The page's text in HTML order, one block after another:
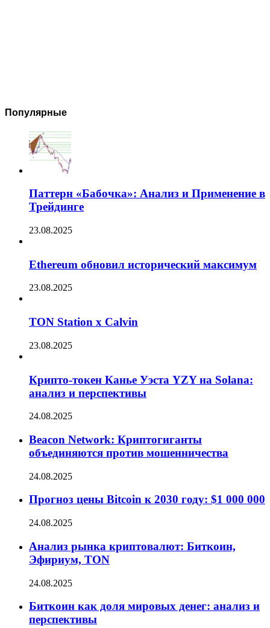
Популярные
Паттерн «Бабочка»: Анализ и Применение в
Трейдинге
23.08.2025
Ethereum обновил исторический максимум
23.08.2025
TON Station x Calvin
23.08.2025
Крипто-токен Канье Уэста YZY на Solana:
анализ и перспективы
24.08.2025
Beacon Network: Криптогиганты
объединяются против мошенничества
24.08.2025
Прогноз цены Bitcoin к 2030 году: $1 000 000
24.08.2025
Анализ рынка криптовалют: Биткоин,
Эфириум, TON
24.08.2025
Биткоин как доля мировых денег: анализ и
перспективы